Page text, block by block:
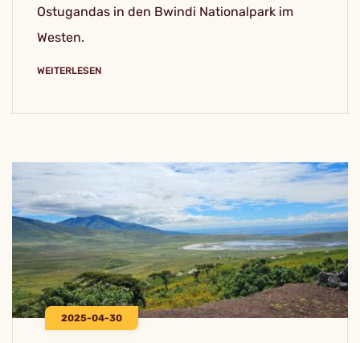
Ostugandas in den Bwindi Nationalpark im
Westen.
WEITERLESEN
2025-04-30